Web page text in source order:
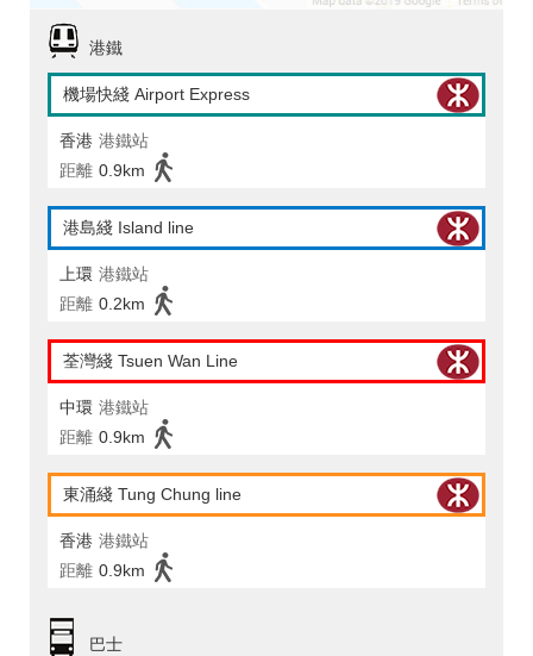
港鐵
機場快綫 Airport Express
香港 港鐵站
距離 0.9km
港島綫 Island line
上環 港鐵站
距離 0.2km
荃灣綫 Tsuen Wan Line
中環 港鐵站
距離 0.9km
東涌綫 Tung Chung line
香港 港鐵站
距離 0.9km
巴士